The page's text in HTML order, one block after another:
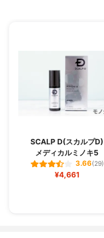
SCALP D(スカルプD)
メディカルミノキ5
3.66(29)
¥4,661